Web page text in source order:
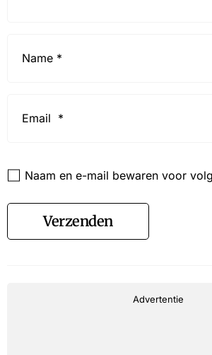
Naam en e-mail bewaren voor
Verzenden
Advertentie